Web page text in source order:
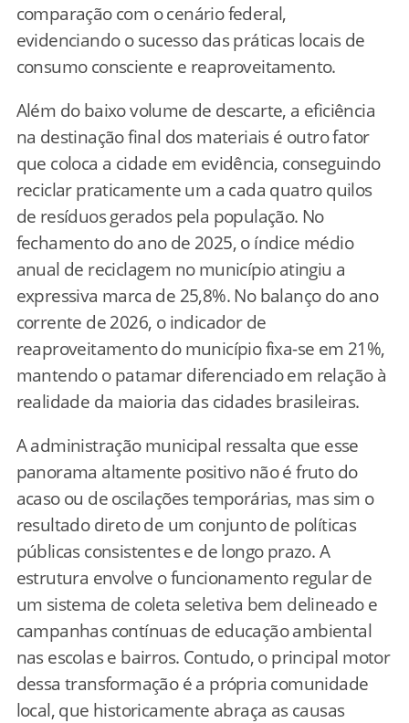
comparação com o cenário federal,
evidenciando o sucesso das práticas locais de
consumo consciente e reaproveitamento.
Além do baixo volume de descarte, a eficiência
na destinação final dos materiais é outro fator
que coloca a cidade em evidência, conseguindo
reciclar praticamente um a cada quatro quilos
de resíduos gerados pela população. No
fechamento do ano de 2025, o índice médio
anual de reciclagem no município atingiu a
expressiva marca de 25,8%. No balanço do ano
corrente de 2026, o indicador de
reaproveitamento do município fixa-se em 21%,
mantendo o patamar diferenciado em relação à
realidade da maioria das cidades brasileiras.
A administração municipal ressalta que esse
panorama altamente positivo não é fruto do
acaso ou de oscilações temporárias, mas sim o
resultado direto de um conjunto de políticas
públicas consistentes e de longo prazo. A
estrutura envolve o funcionamento regular de
um sistema de coleta seletiva bem delineado e
campanhas contínuas de educação ambiental
nas escolas e bairros. Contudo, o principal motor
dessa transformação é a própria comunidade
local, que historicamente abraça as causas